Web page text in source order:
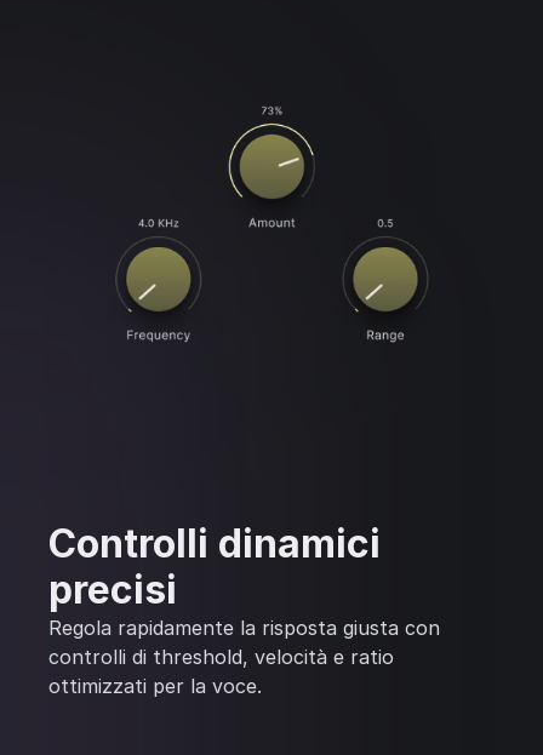
Controlli dinamici
precisi
Regola rapidamente la risposta giusta con
controlli di threshold, velocità e ratio
ottimizzati per la voce.